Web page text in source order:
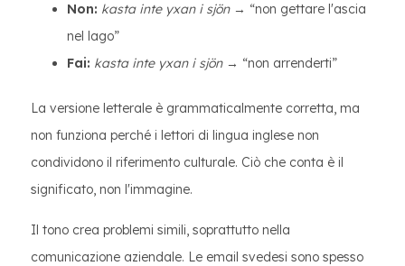
Non: kasta inte yxan i sjön→ “non gettare l'ascia
nel lago”
Fai: kasta inte yxan i sjön→ “non arrenderti”
La versione letterale è grammaticalmente corretta, ma
non funziona perché i lettori di lingua inglese non
condividono il riferimento culturale. Ciò che conta è il
significato, non l'immagine.
Il tono crea problemi simili, soprattutto nella
comunicazione aziendale. Le email svedesi sono spesso